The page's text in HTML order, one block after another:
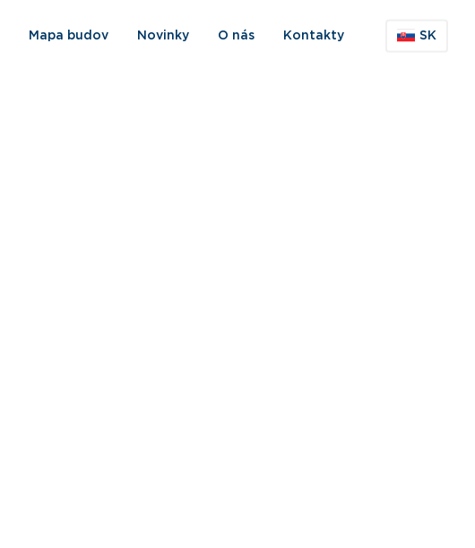
SK
Mapa budov Novinky O nás Kontakty